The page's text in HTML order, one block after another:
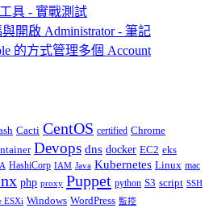
具 - 實戰測試
開啟 Administrator - 筆記
的方式管理多個 Account
Cacti CentOS certified Chrome
Devops dns docker EC2 eks
HashiCorp IAM Java Kubernetes Linux mac
php proxy Puppet python S3 script SSH
ESXi Windows WordPress 監控